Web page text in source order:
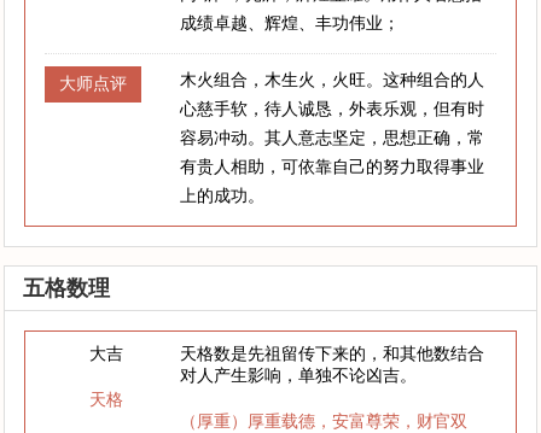
成绩卓越、辉煌、丰功伟业；
大师点评
木火组合，木生火，火旺。这种组合的人
心慈手软，待人诚恳，外表乐观，但有时
容易冲动。其人意志坚定，思想正确，常
有贵人相助，可依靠自己的努力取得事业
上的成功。
五格数理
大吉
天格
天格数是先祖留传下来的，和其他数结合
对人产生影响，单独不论凶吉。
（厚重）厚重载德，安富尊荣，财官双